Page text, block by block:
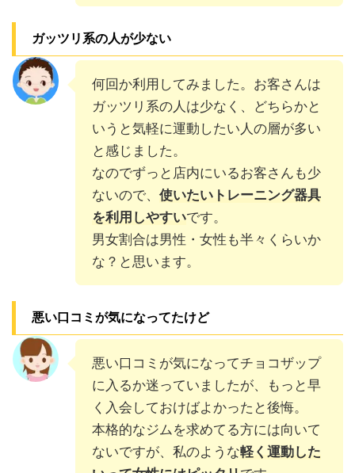
ガッツリ系の人が少ない
何回か利用してみました。お客さんは
ガッツリ系の人は少なく、どちらかと
いうと気軽に運動したい人の層が多い
と感じました。
なのでずっと店内にいるお客さんも少
ないので、 使いたいトレーニング器具
を利用しやすいです。
男女割合は男性・女性も半々くらいか
な？と思います。
悪い口コミが気になってたけど
悪い口コミが気になってチョコザップ
に入るか迷っていましたが、もっと早
く入会しておけばよかったと後悔。
本格的なジムを求めてる方には向いて
ないですが、私のような軽く運動した